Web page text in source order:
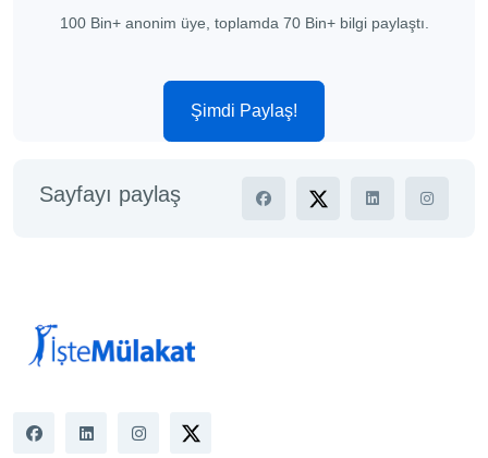
100 Bin+ anonim üye, toplamda 70 Bin+ bilgi paylaştı.
Şimdi Paylaş!
Sayfayı paylaş